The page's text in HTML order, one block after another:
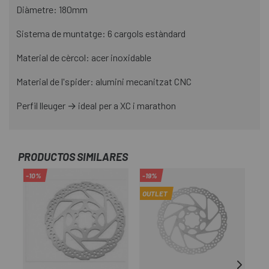
Diàmetre: 180mm
Sistema de muntatge: 6 cargols estàndard
Material de cèrcol: acer inoxidable
Material de l'spider: alumini mecanitzat CNC
Perfil lleuger → ideal per a XC i marathon
PRODUCTOS SIMILARES
-10% -19%
OUTLET